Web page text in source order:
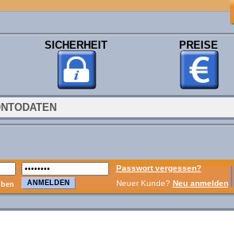
SICHERHEIT PREISE
Passwort vergessen?
Neuer Kunde? Neu anmelden